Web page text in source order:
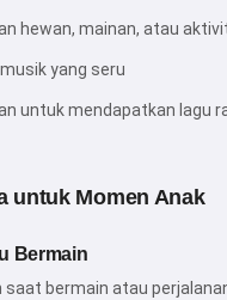
hewan, mainan, atau
yang seru
untuk mendapatkan lagu
untuk Momen Anak
Bermain
saat bermain atau